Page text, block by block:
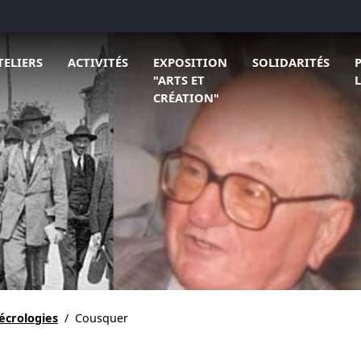
le sous menu de Ateliers
ACTIVITÉS
Ouvrir le sous menu de Activités
EXPOSITION
"ARTS ET
CRÉATION"
SOLIDARITÉS
/ Cousquer